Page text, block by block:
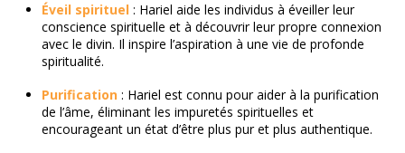
Éveil spirituel : Hariel aide les individus à éveiller leur
conscience spirituelle et à découvrir leur propre connexion
avec le divin. Il inspire l’aspiration à une vie de profonde
spiritualité.
Purification : Hariel est connu pour aider à la purification
de l’âme, éliminant les impuretés spirituelles et
encourageant un état d’être plus pur et plus authentique.